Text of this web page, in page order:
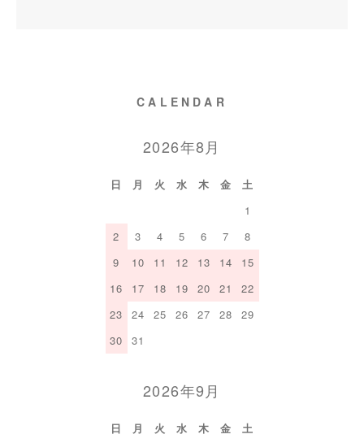
CALENDAR
2026年8月
日 月 火 水 木 金
土
1
2
3 4 5 6 7
8
9
10 11 12 13 14
15
16
17 18 19 20 21
22
23
24 25 26 27 28
29
30
31
2026年9月
日 月 火 水 木 金
土